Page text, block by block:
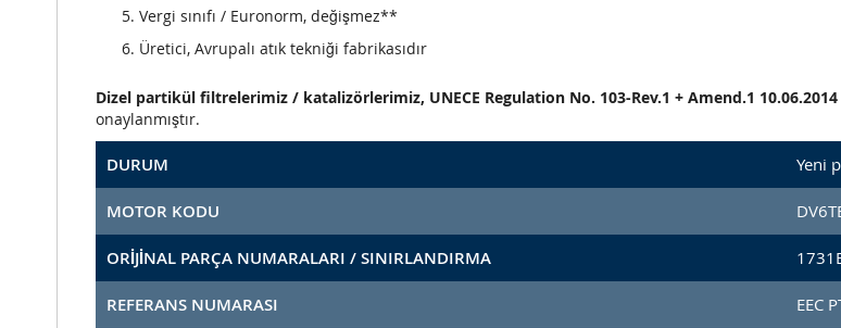
Vergi sınıfı / Euronorm, değişmez**
Üretici, Avrupalı atık tekniği fabrikasıdır
Dizel partikül filtrelerimiz / katalizörlerimiz, UNECE Regulation No. 103-Rev.1 + Amend.1 10.06.2014
onaylanmıştır.
DURUM Yeni
MOTOR KODU
ORİJİNAL PARÇA NUMARALARI / SINIRLANDIRMA
REFERANS NUMARASI EEC